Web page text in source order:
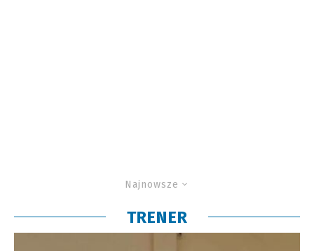
Najnowsze
TRENER